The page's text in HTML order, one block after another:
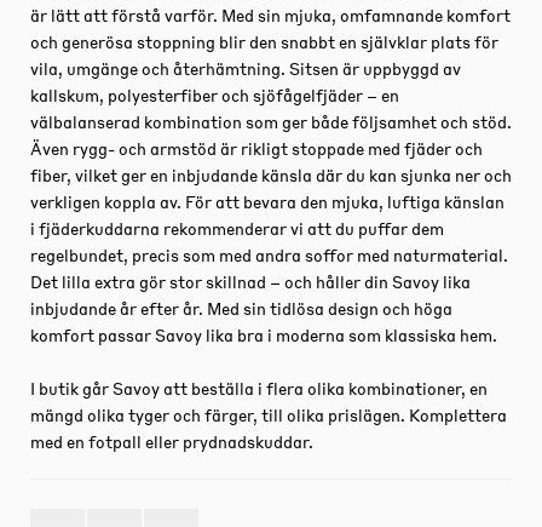
är lätt att förstå varför. Med sin mjuka, omfamnande komfort
och generösa stoppning blir den snabbt en självklar plats för
vila, umgänge och återhämtning. Sitsen är uppbyggd av
kallskum, polyesterfiber och sjöfågelfjäder – en
välbalanserad kombination som ger både följsamhet och stöd.
Även rygg- och armstöd är rikligt stoppade med fjäder och
fiber, vilket ger en inbjudande känsla där du kan sjunka ner och
verkligen koppla av. För att bevara den mjuka, luftiga känslan
i fjäderkuddarna rekommenderar vi att du puffar dem
regelbundet, precis som med andra soffor med naturmaterial.
Det lilla extra gör stor skillnad – och håller din Savoy lika
inbjudande år efter år. Med sin tidlösa design och höga
komfort passar Savoy lika bra i moderna som klassiska hem.
I butik går Savoy att beställa i flera olika kombinationer, en
mängd olika tyger och färger, till olika prislägen. Komplettera
med en fotpall eller prydnadskuddar.